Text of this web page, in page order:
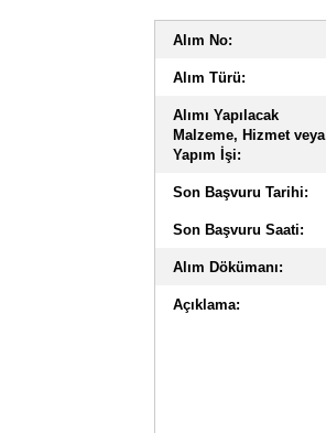
Alım No:
Alım Türü:
Alımı Yapılacak
Malzeme, Hizmet veya
Yapım İşi:
Son Başvuru Tarihi:
Son Başvuru Saati:
Alım Dökümanı:
Açıklama: